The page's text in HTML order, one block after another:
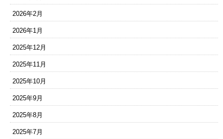
2026年2月
2026年1月
2025年12月
2025年11月
2025年10月
2025年9月
2025年8月
2025年7月